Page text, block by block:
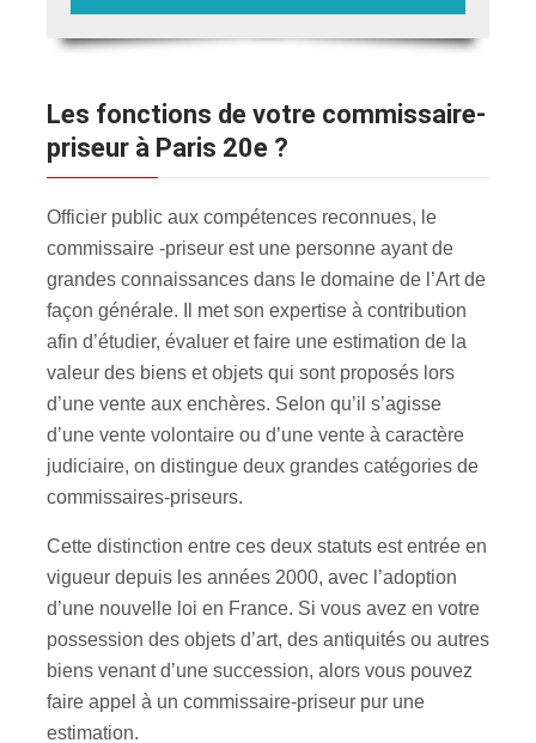
Les fonctions de votre commissaire-
priseur à Paris 20e ?
Officier public aux compétences reconnues, le
commissaire -priseur est une personne ayant de
grandes connaissances dans le domaine de l’Art de
façon générale. Il met son expertise à contribution
afin d’étudier, évaluer et faire une estimation de la
valeur des biens et objets qui sont proposés lors
d’une vente aux enchères. Selon qu’il s’agisse
d’une vente volontaire ou d’une vente à caractère
judiciaire, on distingue deux grandes catégories de
commissaires-priseurs.
Cette distinction entre ces deux statuts est entrée en
vigueur depuis les années 2000, avec l’adoption
d’une nouvelle loi en France. Si vous avez en votre
possession des objets d’art, des antiquités ou autres
biens venant d’une succession, alors vous pouvez
faire appel à un commissaire-priseur pur une
estimation.